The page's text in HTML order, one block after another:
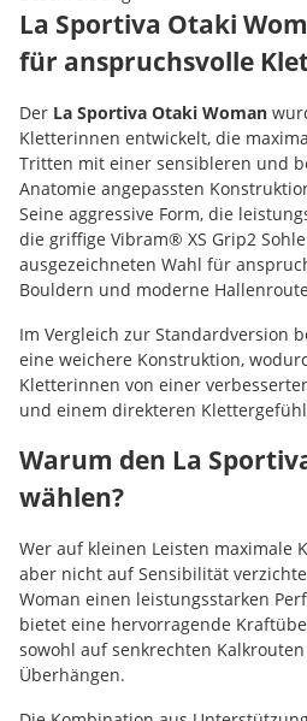
La Sportiva Otaki
für anspruchsvolle
Der La Sportiva Otaki Woman
Kletterinnen entwickelt, die
Tritten mit einer sensibleren und
Anatomie angepassten
Seine aggressive Form, die
die griffige Vibram® XS Grip2
ausgezeichneten Wahl für
Bouldern und moderne
Im Vergleich zur Standardversion
eine weichere Konstruktion,
Kletterinnen von einer
und einem direkteren
Warum den La
wählen?
Wer auf kleinen Leisten maximale
aber nicht auf Sensibilität
Woman einen leistungsstarken
bietet eine hervorragende
sowohl auf senkrechten
Überhängen.